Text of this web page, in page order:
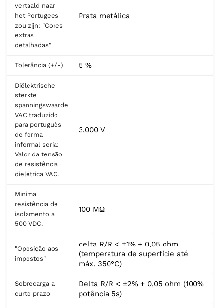
vertaald naar
het Portugees
zou zijn: "Cores
extras
detalhadas"
Prata metálica
Tolerância (+/-) 5 %
Diëlektrische
sterkte
spanningswaarde
VAC traduzido
para português
de forma
informal seria:
Valor da tensão
de resistência
dielétrica VAC.
3.000 V
Minima
resistência de
isolamento a
500 VDC.
100 MΩ
"Oposição aos
impostos"
delta R/R < ±1% + 0,05 ohm
(temperatura de superfície até
máx. 350°C)
Sobrecarga a
curto prazo
Delta R/R < ±2% + 0,05 ohm (100%
potência 5s)